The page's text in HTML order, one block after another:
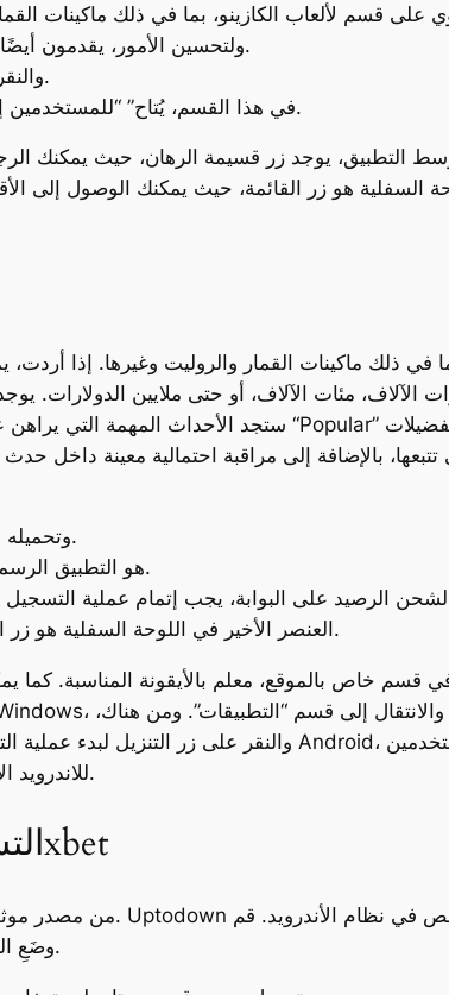
ولتحسين الأمور، يقدمون أيضًا تطبيقًا للهاتف المحمول يتيح لك وضع الرهانات أثناء التنقل.
ومن هناك، يمكنهم تحديد خيار “Android” والنقر على زر التنزيل.
في هذا القسم، يُتاح” “للمستخدمين إمكانية تخصيص إعدادات الرهان بالشكل الذي يرونه مناسبًا.
الآلاف، مئات الآلاف، أو حتى ملايين
بالإضافة إلى مراقبة احتمالية معينة داخل
يمكن العثور على التطبيق الرسمي المحمول لـ1xBet وتحميله مجانًا.
1xBet هو التطبيق الرسمي لمنصة المراهنة الرياضية التي تحمل نفس الاسم.
العنصر الأخير في اللوحة السفلية هو زر القائمة، حيث يمكنك الوصول إلى الأقسام المختلفة للمنصة.
قسم خاص بالموقع، معلم بالأيقونة المناسبة. كما
التنقل بسهولة عبر تحميل برنامج 1xbet للاندرويد الأقسام المختلفة للمنصة.
التسجيل في الإصدار الأخير من تطبيق 1xbet
بتحميل1xBet APK وضَعِ الرهانات على جميع أنواع المسابقات الرياضية.